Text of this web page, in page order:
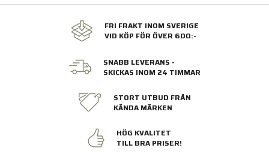
FRI FRAKT INOM SVERIGE
VID KÖP FÖR ÖVER 600:-
SNABB LEVERANS -
SKICKAS INOM 24 TIMMAR
STORT UTBUD FRÅN
KÄNDA MÄRKEN
HÖG KVALITET
TILL BRA PRISER!